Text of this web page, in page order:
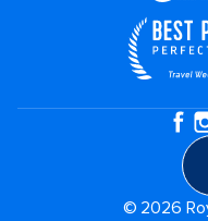
© 2026